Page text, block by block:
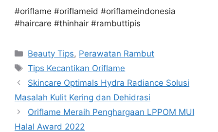
#oriflame #oriflameid #oriflameindonesia
#haircare #thinhair #rambuttipis
Beauty Tips, Perawatan Rambut
Tips Kecantikan Oriflame
Skincare Optimals Hydra Radiance Solusi
Masalah Kulit Kering dan Dehidrasi
Oriflame Meraih Penghargaan LPPOM MUI
Halal Award 2022